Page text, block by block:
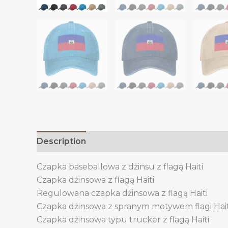
Description
Czapka baseballowa z dżinsu z flagą Haiti
Czapka dżinsowa z flagą Haiti
Regulowana czapka dżinsowa z flagą Haiti
Czapka dżinsowa z spranym motywem flagi
Czapka dżinsowa typu trucker z flagą Haiti